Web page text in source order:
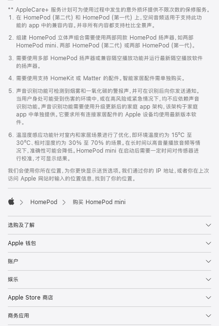
窗
口
中
打
开)
** AppleCare+ 服务计划可为使用过程中发生的意外损坏提供不限次数的保修服务。
在 HomePod (第二代) 和 HomePod (第一代) 上，空间音频适用于支持此功
能的 app 中的兼容内容。并非所有内容都支持杜比全景声。
组建 HomePod 立体声组合需要使用两部同款 HomePod 扬声器，如两部
HomePod mini、两部 HomePod (第二代) 或两部 HomePod (第一代)。
需要使用多部 HomePod 扬声器或兼容隔空播放功能并运行最新隔空播放软件
的扬声器。
需要使用支持 HomeKit 或 Matter 的配件。智能家居配件需单独购买。
声音识别功能可检测到烟雾和一氧化碳的警报声，并可在识别后向你发送通知。
当用户身处可能受到伤害的环境中，或在高风险或紧急情况下，均不应依赖声音
识别功能。声音识别功能需要使用升级更新后的家庭 app 架构，该架构于家庭
app 中单独提供。它要求所有连接家居配件的 Apple 设备均使用最新版本软
件。
温湿度感应功能针对室内和家居场景进行了优化，即环境温度约为 15ºC 至
30ºC、相对湿度约为 30% 至 70% 的场景。在长时间以高音量播放音频等情
况下，准确性可能会降低。HomePod mini 在启动后需要一定时间对传感器进
行校准，才可显示结果。
我们会使用你所在位置，为你更快显示送货选项。我们通过你的 IP 地址，或者你在上次
访问 Apple 网站时输入的位置信息，找到了你的位置。
HomePod 购买 HomePod mini
选购及了解
Apple 钱包
账户
娱乐
Apple Store 商店
商务应用